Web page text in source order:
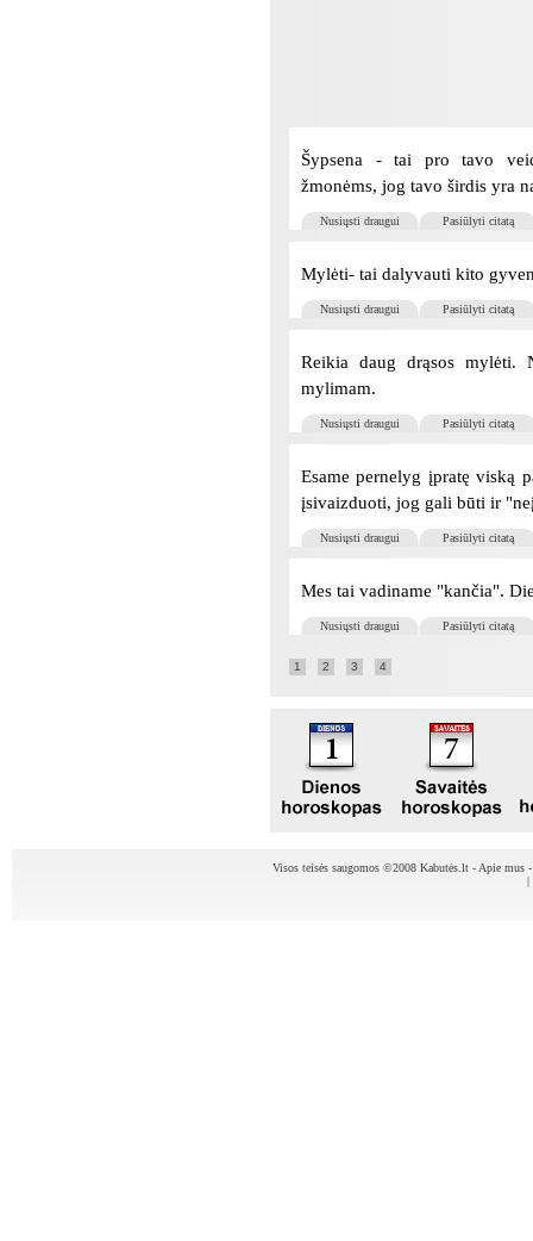
Šypsena - tai pro tavo
žmonėms, jog tavo širdis yra
Nusiųsti draugui Pasiūlyti citatą
Mylėti- tai dalyvauti kito
Nusiųsti draugui Pasiūlyti citatą
Reikia daug drąsos mylėti.
mylimam.
Nusiųsti draugui Pasiūlyti citatą
Esame pernelyg įpratę viską
įsivaizduoti, jog gali būti ir
Nusiųsti draugui Pasiūlyti citatą
Mes tai vadiname "kančia".
Nusiųsti draugui Pasiūlyti citatą
1 2 3 4
Visos teisės saugomos ©2008 Kabutės.lt - Apie mus
|